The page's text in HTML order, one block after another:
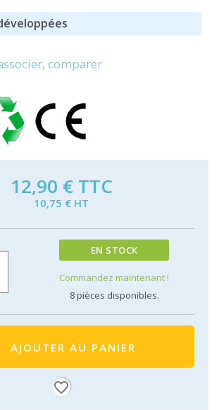
comparer
12,90 € TTC
10,75 € HT
EN STOCK
Commandez maintenant !
8pièces disponibles.
AJOUTER AU PANIER
favorite_border